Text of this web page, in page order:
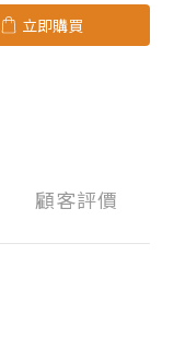
立即購買
顧客評價